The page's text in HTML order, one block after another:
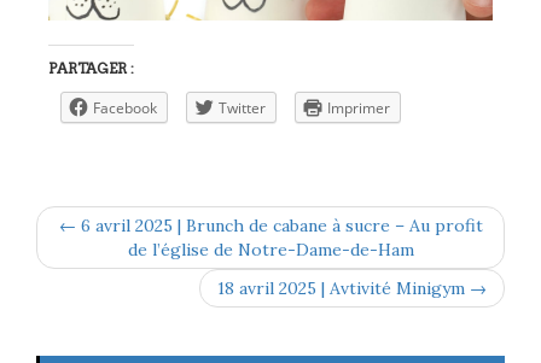
PARTAGER :
Facebook Twitter Imprimer
← 6 avril 2025 | Brunch de cabane à sucre – Au profit
de l’église de Notre-Dame-de-Ham
18 avril 2025 | Avtivité Minigym →